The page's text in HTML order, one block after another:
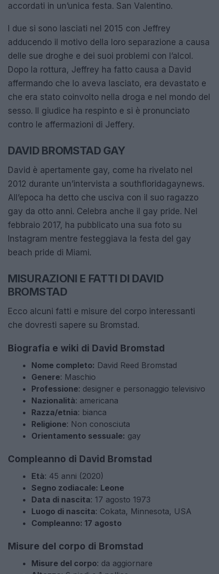
accordati in un’unica festa. San Valentino.
I due si sono lasciati nel 2015 con Jeffrey
adducendo il motivo della loro separazione a causa
delle sue droghe e dei suoi problemi con l’alcol.
Dopo la rottura, Jeffrey ha fatto causa a David
affermando che lo aveva lasciato, era devastato e
che era stato coinvolto nella droga e nel mondo del
sesso. Il giudice ha respinto e si è pronunciato
contro le affermazioni di Jeffery.
DAVID BROMSTAD GAY
David è apertamente gay, come ha rivelato nel
2012 durante un’intervista a southfloridagaynews.
All’epoca ha detto che usciva con il suo ragazzo
gay da otto anni. Celebra anche il gay pride. Nel
febbraio 2017, ha pubblicato una sua foto su
Instagram mentre festeggiava la festa del gay
beach pride di Miami.
MISURAZIONI E FATTI DI DAVID
BROMSTAD
Ecco alcuni fatti e misure del corpo interessanti
che dovresti sapere su Bromstad.
Biografia e wiki di David Bromstad
Nome completo: David Reed Bromstad
Genere: Maschio
Professione: designer e personaggio televisivo
Nazionalità: americana
Razza/etnia: bianca
Religione: Non conosciuta
Orientamento sessuale: gay
Compleanno di David Bromstad
Età: 45 anni (2020)
Segno zodiacale: Leone
Data di nascita: 17 agosto 1973
Luogo di nascita: Cokata, Minnesota, USA
Compleanno: 17 agosto
Misure del corpo di Bromstad
Misure del corpo: da aggiornare